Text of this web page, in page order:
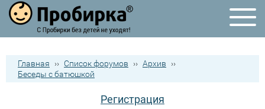
Главная ›› Список форумов ›› Архив
››
Беседы с батюшкой
Регистрация